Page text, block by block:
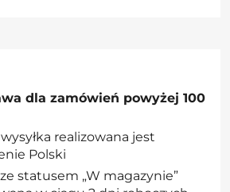
dla zamówień powyżej 100
realizowana jest
Polski
statusem „W magazynie”